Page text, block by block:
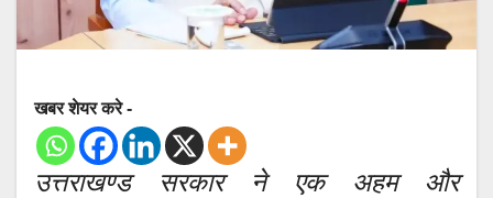
खबर शेयर करे -
उत्तराखण्ड सरकार ने एक अहम और